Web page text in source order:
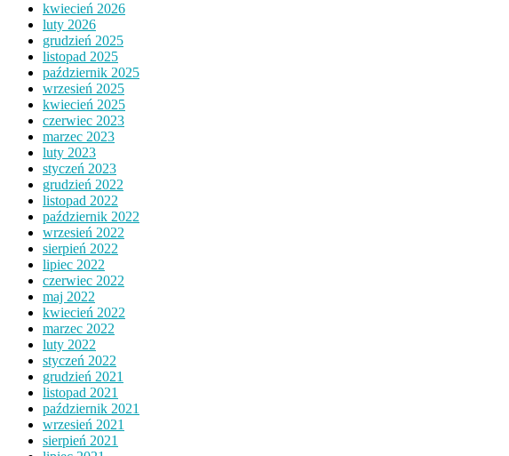
kwiecień 2026
luty 2026
grudzień 2025
listopad 2025
październik 2025
wrzesień 2025
kwiecień 2025
czerwiec 2023
marzec 2023
luty 2023
styczeń 2023
grudzień 2022
listopad 2022
październik 2022
wrzesień 2022
sierpień 2022
lipiec 2022
czerwiec 2022
maj 2022
kwiecień 2022
marzec 2022
luty 2022
styczeń 2022
grudzień 2021
listopad 2021
październik 2021
wrzesień 2021
sierpień 2021